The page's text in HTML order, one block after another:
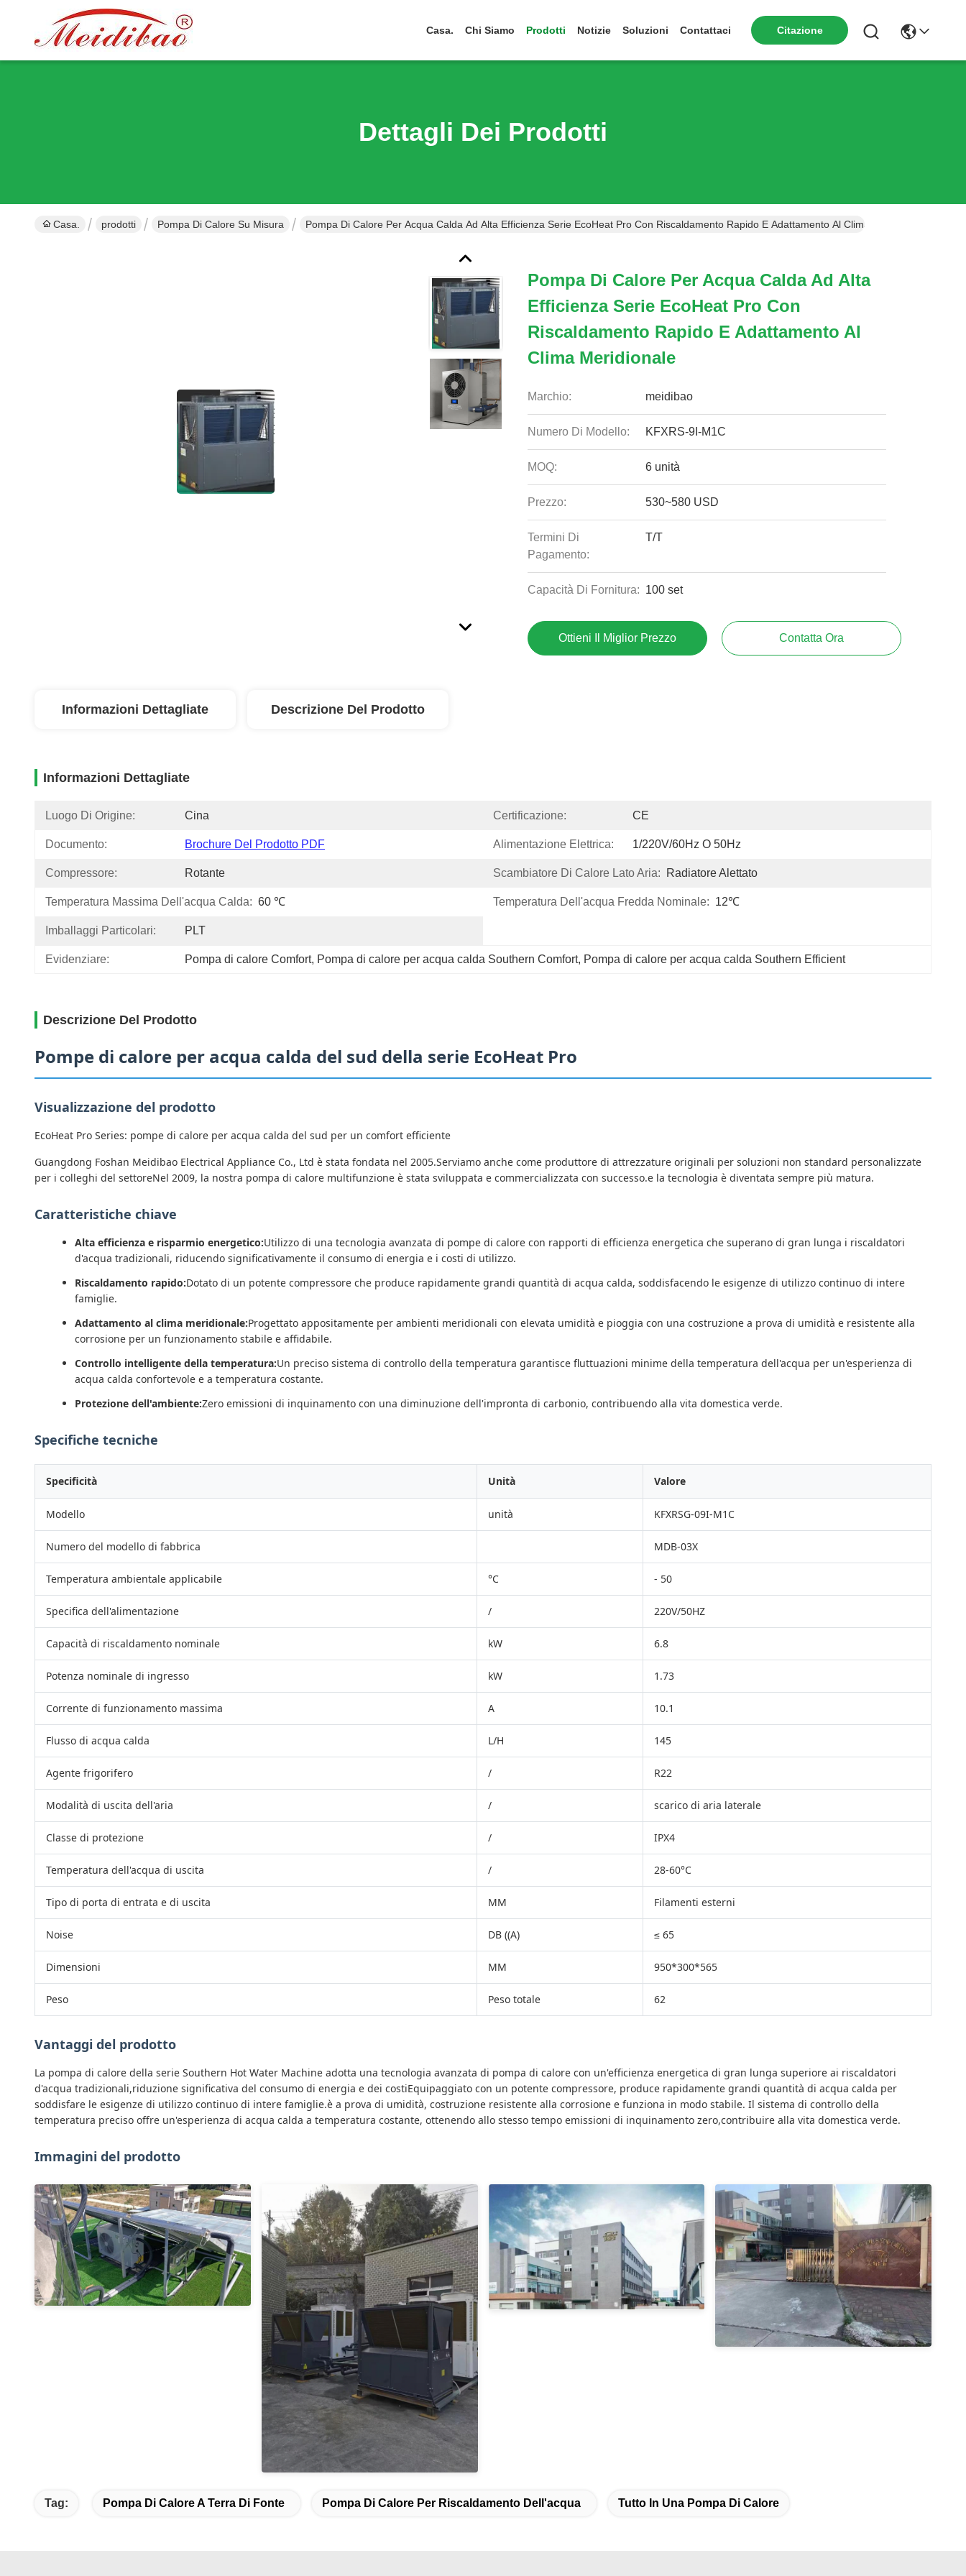
Casa. Chi Siamo Prodotti Notizie Soluzioni Contattaci Citazione
Dettagli Dei Prodotti
Casa. prodotti Pompa Di Calore Su Misura Pompa Di Calore Per Acqua Calda Ad Alta Efficienza Serie EcoHeat Pro Con Riscaldamento Rapido E Adattamento Al Clima Meridionale
Pompa Di Calore Per Acqua Calda Ad Alta
Efficienza Serie EcoHeat Pro Con
Riscaldamento Rapido E Adattamento Al
Clima Meridionale
Marchio: meidibao
Numero Di Modello: KFXRS-9I-M1C
MOQ: 6 unità
Prezzo: 530~580 USD
Termini Di
Pagamento:
T/T
Capacità Di Fornitura: 100 set
Ottieni Il Miglior Prezzo Contatta Ora
Informazioni Dettagliate Descrizione Del Prodotto
Informazioni Dettagliate
Luogo Di Origine: Cina Certificazione: CE
Documento: Brochure Del Prodotto PDF Alimentazione Elettrica: 1/220V/60Hz O 50Hz
Compressore: Rotante Scambiatore Di Calore Lato Aria: Radiatore Alettato
Temperatura Massima Dell'acqua Calda: 60 ℃ Temperatura Dell'acqua Fredda Nominale: 12℃
Imballaggi Particolari: PLT
Evidenziare: Pompa di calore Comfort, Pompa di calore per acqua calda Southern Comfort, Pompa di calore per acqua calda Southern Efficient
Descrizione Del Prodotto
Pompe di calore per acqua calda del sud della serie EcoHeat Pro
Visualizzazione del prodotto
EcoHeat Pro Series: pompe di calore per acqua calda del sud per un comfort efficiente
Guangdong Foshan Meidibao Electrical Appliance Co., Ltd è stata fondata nel 2005.Serviamo anche come produttore di attrezzature originali per soluzioni non standard personalizzate
per i colleghi del settoreNel 2009, la nostra pompa di calore multifunzione è stata sviluppata e commercializzata con successo.e la tecnologia è diventata sempre più matura.
Caratteristiche chiave
Alta efficienza e risparmio energetico:Utilizzo di una tecnologia avanzata di pompe di calore con rapporti di efficienza energetica che superano di gran lunga i riscaldatori
d'acqua tradizionali, riducendo significativamente il consumo di energia e i costi di utilizzo.
Riscaldamento rapido:Dotato di un potente compressore che produce rapidamente grandi quantità di acqua calda, soddisfacendo le esigenze di utilizzo continuo di intere
famiglie.
Adattamento al clima meridionale:Progettato appositamente per ambienti meridionali con elevata umidità e pioggia con una costruzione a prova di umidità e resistente alla
corrosione per un funzionamento stabile e affidabile.
Controllo intelligente della temperatura:Un preciso sistema di controllo della temperatura garantisce fluttuazioni minime della temperatura dell'acqua per un'esperienza di
acqua calda confortevole e a temperatura costante.
Protezione dell'ambiente:Zero emissioni di inquinamento con una diminuzione dell'impronta di carbonio, contribuendo alla vita domestica verde.
Specifiche tecniche
Specificità Unità Valore
Modello unità KFXRSG-09I-M1C
Numero del modello di fabbrica MDB-03X
Temperatura ambientale applicabile °C - 50
Specifica dell'alimentazione / 220V/50HZ
Capacità di riscaldamento nominale kW 6.8
Potenza nominale di ingresso kW 1.73
Corrente di funzionamento massima A 10.1
Flusso di acqua calda L/H 145
Agente frigorifero / R22
Modalità di uscita dell'aria / scarico di aria laterale
Classe di protezione / IPX4
Temperatura dell'acqua di uscita / 28-60°C
Tipo di porta di entrata e di uscita MM Filamenti esterni
Noise DB ((A) ≤ 65
Dimensioni MM 950*300*565
Peso Peso totale 62
Vantaggi del prodotto
La pompa di calore della serie Southern Hot Water Machine adotta una tecnologia avanzata di pompa di calore con un'efficienza energetica di gran lunga superiore ai riscaldatori
d'acqua tradizionali,riduzione significativa del consumo di energia e dei costiEquipaggiato con un potente compressore, produce rapidamente grandi quantità di acqua calda per
soddisfare le esigenze di utilizzo continuo di intere famiglie.è a prova di umidità, costruzione resistente alla corrosione e funziona in modo stabile. Il sistema di controllo della
temperatura preciso offre un'esperienza di acqua calda a temperatura costante, ottenendo allo stesso tempo emissioni di inquinamento zero,contribuire alla vita domestica verde.
Immagini del prodotto
Tag: Pompa Di Calore A Terra Di Fonte Pompa Di Calore Per Riscaldamento Dell'acqua Tutto In Una Pompa Di Calore